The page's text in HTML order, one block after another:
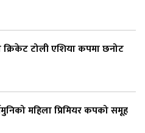
टोली एशिया कपमा छनोट
महिला प्रिमियर कपको समूह